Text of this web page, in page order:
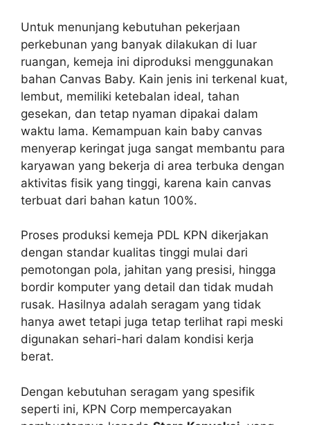
Untuk menunjang kebutuhan pekerjaan
perkebunan yang banyak dilakukan di luar
ruangan, kemeja ini diproduksi menggunakan
bahan Canvas Baby. Kain jenis ini terkenal kuat,
lembut, memiliki ketebalan ideal, tahan
gesekan, dan tetap nyaman dipakai dalam
waktu lama. Kemampuan kain baby canvas
menyerap keringat juga sangat membantu para
karyawan yang bekerja di area terbuka dengan
aktivitas fisik yang tinggi, karena kain canvas
terbuat dari bahan katun 100%.
Proses produksi kemeja PDL KPN dikerjakan
dengan standar kualitas tinggi mulai dari
pemotongan pola, jahitan yang presisi, hingga
bordir komputer yang detail dan tidak mudah
rusak. Hasilnya adalah seragam yang tidak
hanya awet tetapi juga tetap terlihat rapi meski
digunakan sehari-hari dalam kondisi kerja
berat.
Dengan kebutuhan seragam yang spesifik
seperti ini, KPN Corp mempercayakan